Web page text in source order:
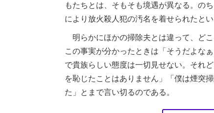
もたちとは、そもそも境遇が異なる。の
により放火殺人犯の汚名を着せられたと
明らかにほかの掃除夫とは違って、ど
この事実が分かったときは「そうだよな
で貴族らしい態度は一切見せない。それ
を恥じたことはありません」「僕は煙突
た」とまで言い切るのである。